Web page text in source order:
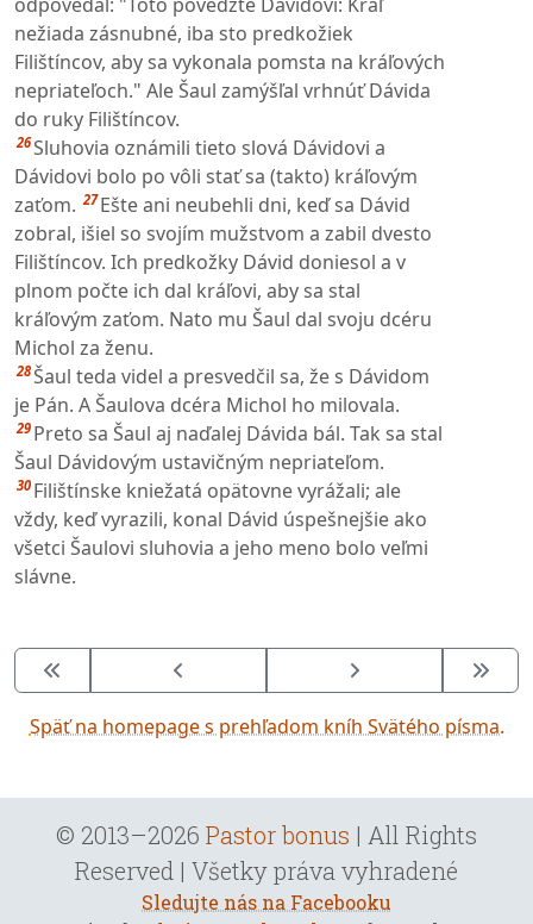
nežiada zásnubné, iba sto predkožiek
Filištíncov, aby sa vykonala pomsta na kráľových
nepriateľoch." Ale Šaul zamýšľal vrhnúť Dávida
do ruky Filištíncov.
26Sluhovia oznámili tieto slová Dávidovi a
Dávidovi bolo po vôli stať sa (takto) kráľovým
zaťom. 27 Ešte ani neubehli dni, keď sa Dávid
zobral, išiel so svojím mužstvom a zabil dvesto
Filištíncov. Ich predkožky Dávid doniesol a v
plnom počte ich dal kráľovi, aby sa stal
kráľovým zaťom. Nato mu Šaul dal svoju dcéru
Michol za ženu.
28Šaul teda videl a presvedčil sa, že s Dávidom
je Pán. A Šaulova dcéra Michol ho milovala.
29 Preto sa Šaul aj naďalej Dávida bál. Tak sa stal
Šaul Dávidovým ustavičným nepriateľom.
30 Filištínske kniežatá opätovne vyrážali; ale
vždy, keď vyrazili, konal Dávid úspešnejšie ako
všetci Šaulovi sluhovia a jeho meno bolo veľmi
slávne.
Späť na homepage s prehľadom kníh Svätého písma.
© 2013–2026 Pastor bonus | All Rights
Reserved | Všetky práva vyhradené
Sledujte nás na Facebooku